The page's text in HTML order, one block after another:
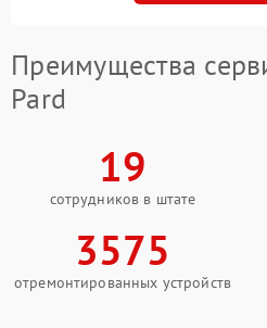
Преимущества
Pard
19
сотрудников в штате
3575
отремонтированных устройств